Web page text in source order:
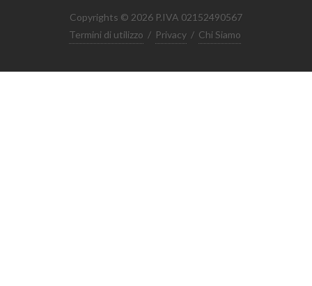
Copyrights © 2026 P.IVA 02152490567
Termini di utilizzo / Privacy / Chi Siamo